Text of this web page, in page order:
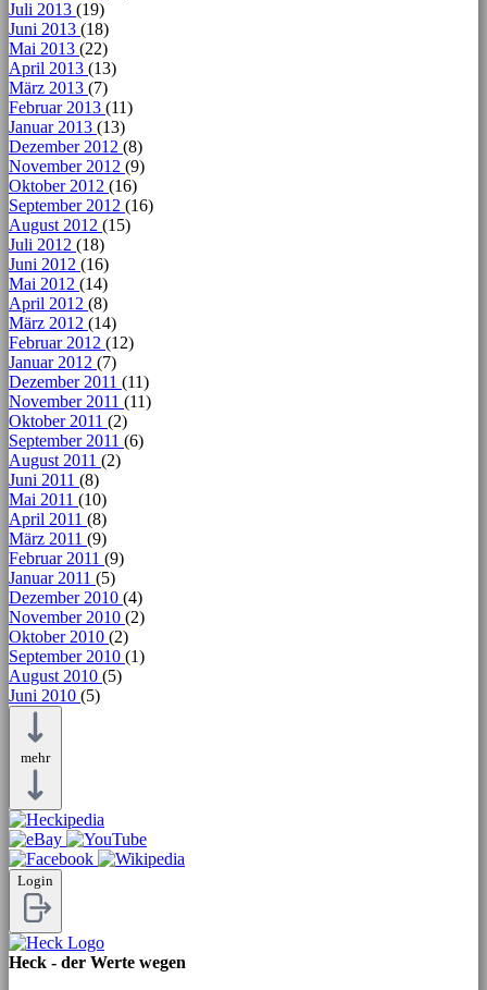
Juli 2013 (19)
Juni 2013 (18)
Mai 2013 (22)
April 2013 (13)
März 2013 (7)
Februar 2013 (11)
Januar 2013 (13)
Dezember 2012 (8)
November 2012 (9)
Oktober 2012 (16)
September 2012 (16)
August 2012 (15)
Juli 2012 (18)
Juni 2012 (16)
Mai 2012 (14)
April 2012 (8)
März 2012 (14)
Februar 2012 (12)
Januar 2012 (7)
Dezember 2011 (11)
November 2011 (11)
Oktober 2011 (2)
September 2011 (6)
August 2011 (2)
Juni 2011 (8)
Mai 2011 (10)
April 2011 (8)
März 2011 (9)
Februar 2011 (9)
Januar 2011 (5)
Dezember 2010 (4)
November 2010 (2)
Oktober 2010 (2)
September 2010 (1)
August 2010 (5)
Juni 2010 (5)
mehr
Login
Heck - der Werte wegen